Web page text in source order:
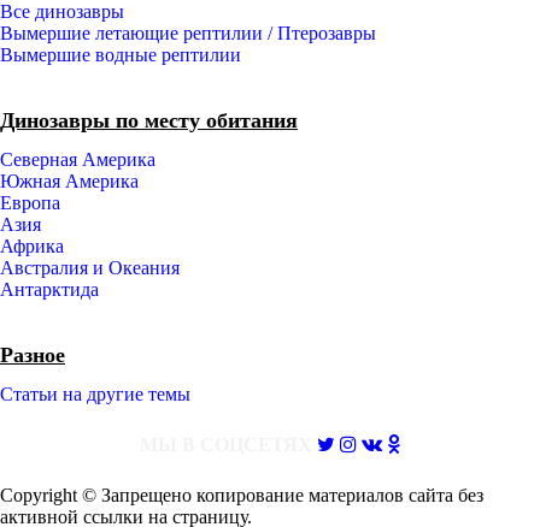
Все динозавры
Вымершие летающие рептилии / Птерозавры
Вымершие водные рептилии
Динозавры по месту обитания
Северная Америка
Южная Америка
Европа
Азия
Африка
Австралия и Океания
Антарктида
Разное
Статьи на другие темы
Copyright © Запрещено копирование материалов сайта без
активной ссылки на страницу.